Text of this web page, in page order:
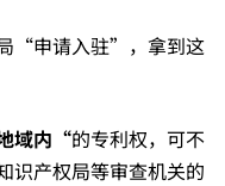
“申请入驻”，拿到这
域内“的专利权，可不
识产权局等审查机关的